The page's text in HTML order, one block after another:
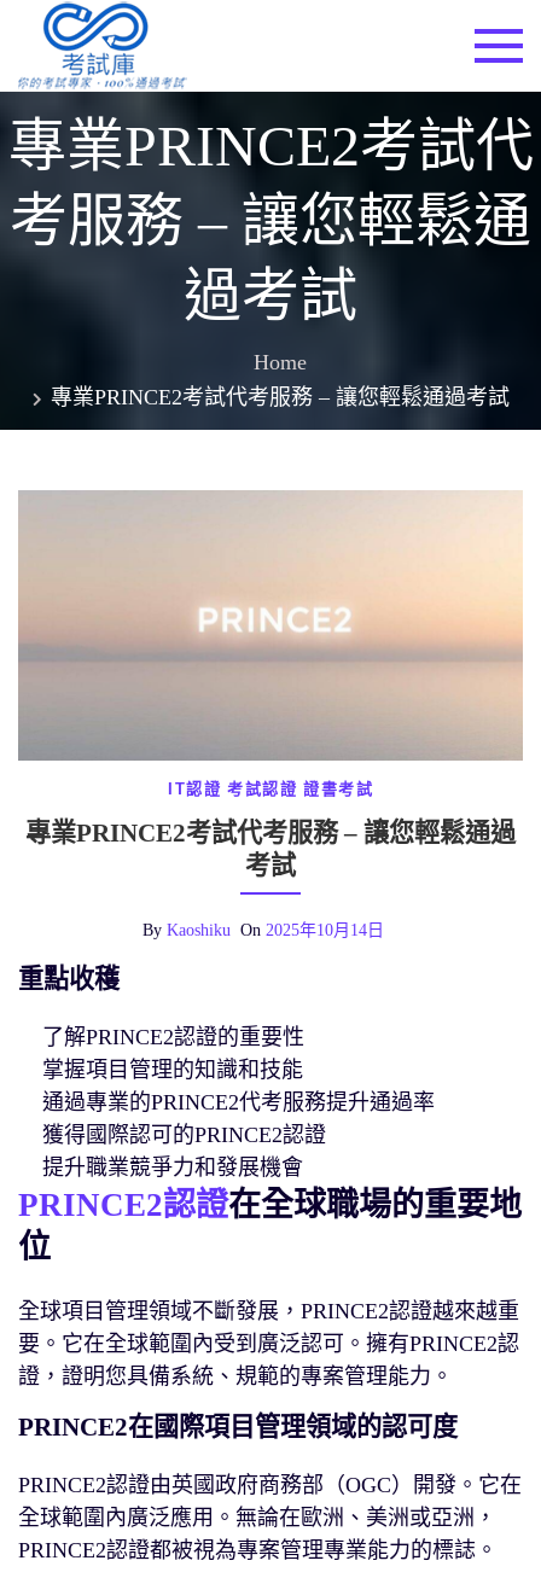
content
專業PRINCE2考試代
考服務 – 讓您輕鬆通
過考試
Home
專業PRINCE2考試代考服務 – 讓您輕鬆通過考試
IT認證 考試認證 證書考試
專業PRINCE2考試代考服務 – 讓您輕鬆通過
考試
By Kaoshiku On 2025年10月14日
重點收穫
了解PRINCE2認證的重要性
掌握項目管理的知識和技能
通過專業的PRINCE2代考服務提升通過率
獲得國際認可的PRINCE2認證
提升職業競爭力和發展機會
PRINCE2認證在全球職場的重要地
位
全球項目管理領域不斷發展，PRINCE2認證越來越重
要。它在全球範圍內受到廣泛認可。擁有PRINCE2認
證，證明您具備系統、規範的專案管理能力。
PRINCE2在國際項目管理領域的認可度
PRINCE2認證由英國政府商務部（OGC）開發。它在
全球範圍內廣泛應用。無論在歐洲、美洲或亞洲，
PRINCE2認證都被視為專案管理專業能力的標誌。